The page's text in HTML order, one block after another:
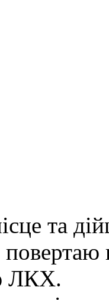
та
ЛКХ.